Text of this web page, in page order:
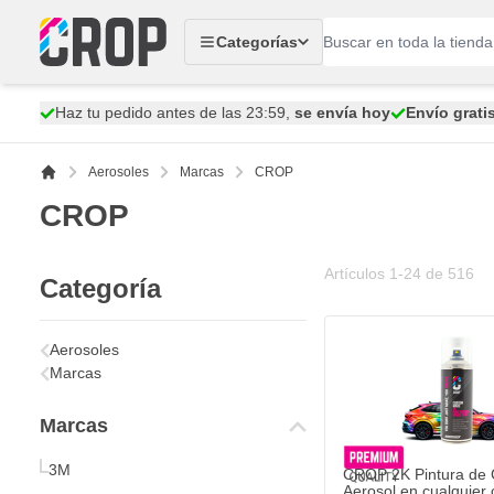
Categorías
Haz tu pedido antes de las 23:59, se envía hoy Envío gratis
Aerosoles Marcas CROP
CROP
Categoría
Aerosoles
Marcas
Marcas
3M
Artículos 1 -24 de 516
CROP 2K Pintura de